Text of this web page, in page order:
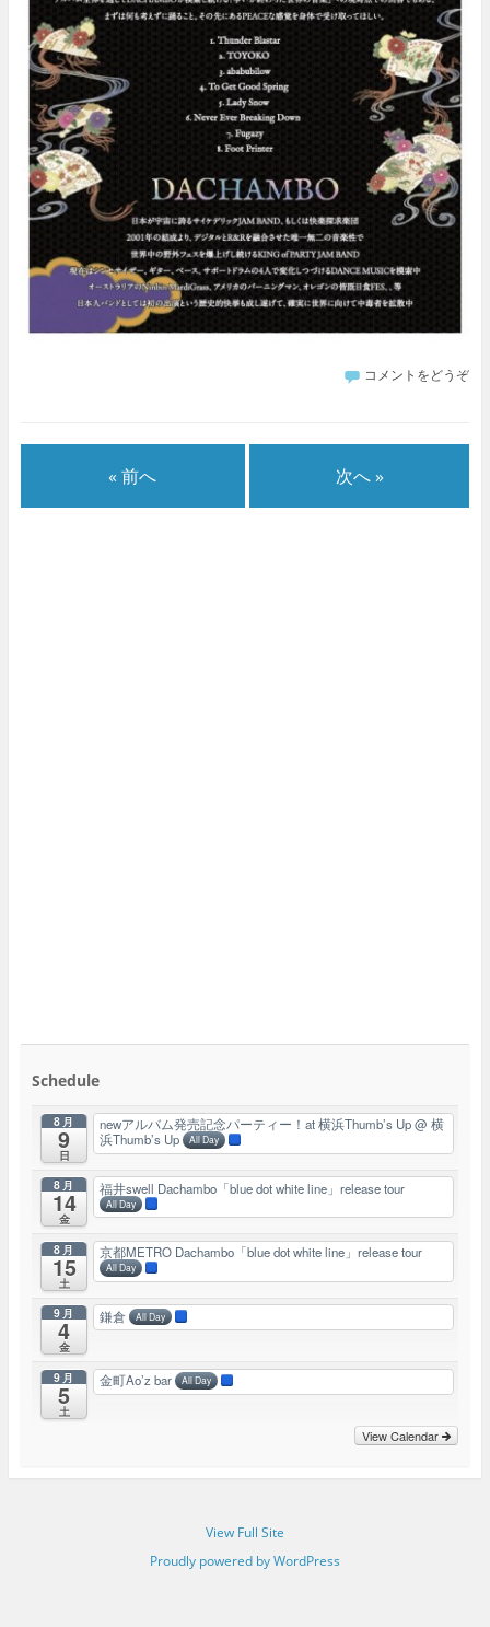
コメントをどうぞ
« 前へ 次へ »
Schedule
8月
9
日
newアルバム発売記念パーティー！at 横浜Thumb’s Up@ 横
浜Thumb’s Up
All Day
8月
14
金
福井swell Dachambo「blue dot white line」release tour
All Day
8月
15
土
京都METRO Dachambo「blue dot white line」release tour
All Day
9月
4
金
鎌倉 All Day
9月
5
土
金町Ao’z bar All Day
View Calendar
View Full Site
Proudly powered by WordPress